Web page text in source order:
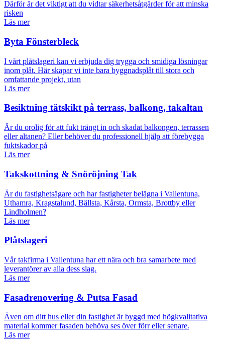
Därför är det viktigt att du vidtar säkerhetsåtgärder för att minska
risken
Läs mer
Byta Fönsterbleck
I vårt plåtslageri kan vi erbjuda dig trygga och smidiga lösningar
inom plåt. Här skapar vi inte bara byggnadsplåt till stora och
omfattande projekt, utan
Läs mer
Besiktning tätskikt på terrass, balkong, takaltan
Är du orolig för att fukt trängt in och skadat balkongen, terrassen
eller altanen? Eller behöver du professionell hjälp att förebygga
fuktskador på
Läs mer
Takskottning & Snöröjning Tak
Är du fastighetsägare och har fastigheter belägna i Vallentuna,
Uthamra, Kragstalund, Bällsta, Kårsta, Ormsta, Brottby eller
Lindholmen?
Läs mer
Plåtslageri
Vår takfirma i Vallentuna har ett nära och bra samarbete med
leverantörer av alla dess slag.
Läs mer
Fasadrenovering & Putsa Fasad
Även om ditt hus eller din fastighet är byggd med högkvalitativa
material kommer fasaden behöva ses över förr eller senare.
Läs mer